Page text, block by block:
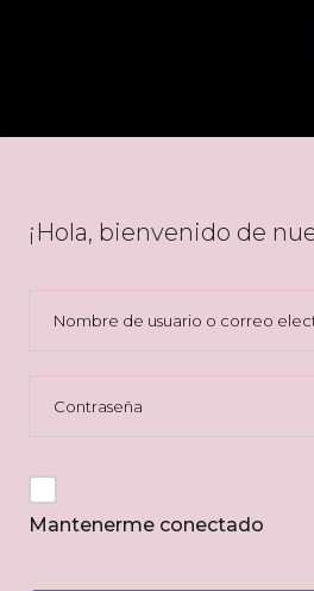
¡Hola, bienvenido de
Mantenerme conectado